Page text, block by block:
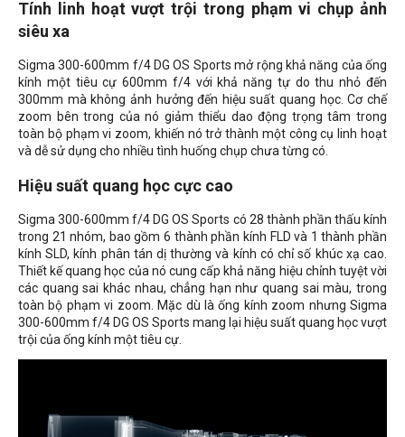
Tính linh hoạt vượt trội trong phạm vi chụp ảnh
siêu xa
Sigma 300-600mm f/4 DG OS Sports mở rộng khả năng của ống
kính một tiêu cự 600mm f/4 với khả năng tự do thu nhỏ đến
300mm mà không ảnh hưởng đến hiệu suất quang học. Cơ chế
zoom bên trong của nó giảm thiểu dao động trọng tâm trong
toàn bộ phạm vi zoom, khiến nó trở thành một công cụ linh hoạt
và dễ sử dụng cho nhiều tình huống chụp chưa từng có.
Hiệu suất quang học cực cao
Sigma 300-600mm f/4 DG OS Sports có 28 thành phần thấu kính
trong 21 nhóm, bao gồm 6 thành phần kính FLD và 1 thành phần
kính SLD, kính phân tán dị thường và kính có chỉ số khúc xạ cao.
Thiết kế quang học của nó cung cấp khả năng hiệu chỉnh tuyệt vời
các quang sai khác nhau, chẳng hạn như quang sai màu, trong
toàn bộ phạm vi zoom. Mặc dù là ống kính zoom nhưng Sigma
300-600mm f/4 DG OS Sports mang lại hiệu suất quang học vượt
trội của ống kính một tiêu cự.